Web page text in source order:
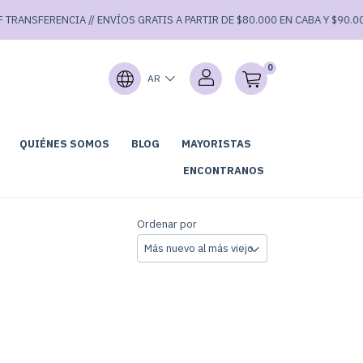
// ENVÍOS GRATIS A PARTIR DE $80.000 EN CABA Y
AR
0
QUIÉNES SOMOS BLOG
MAYORISTAS
ENCONTRANOS
Ordenar por